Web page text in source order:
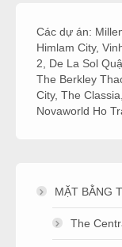
Các dự án:
Himlam City,
2
De La Sol
The Berkley
City, The Classia
Novaworld Ho
MẶT BẰNG
The